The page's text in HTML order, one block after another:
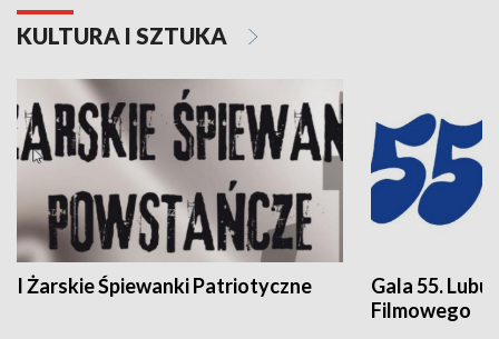
KULTURA I SZTUKA
I Żarskie Śpiewanki Patriotyczne
Gala 55.
Filmowego